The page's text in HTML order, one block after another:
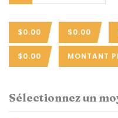
$0.00 $0.00
$0.00 MONTANT
Sélectionnez un